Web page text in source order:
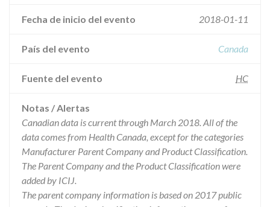
Fecha de inicio del evento 2018-01-11
País del evento Canada
Fuente del evento HC
Notas / Alertas
Canadian data is current through March 2018. All of the
data comes from Health Canada, except for the categories
Manufacturer Parent Company and Product Classification.
The Parent Company and the Product Classification were
added by ICIJ.
The parent company information is based on 2017 public